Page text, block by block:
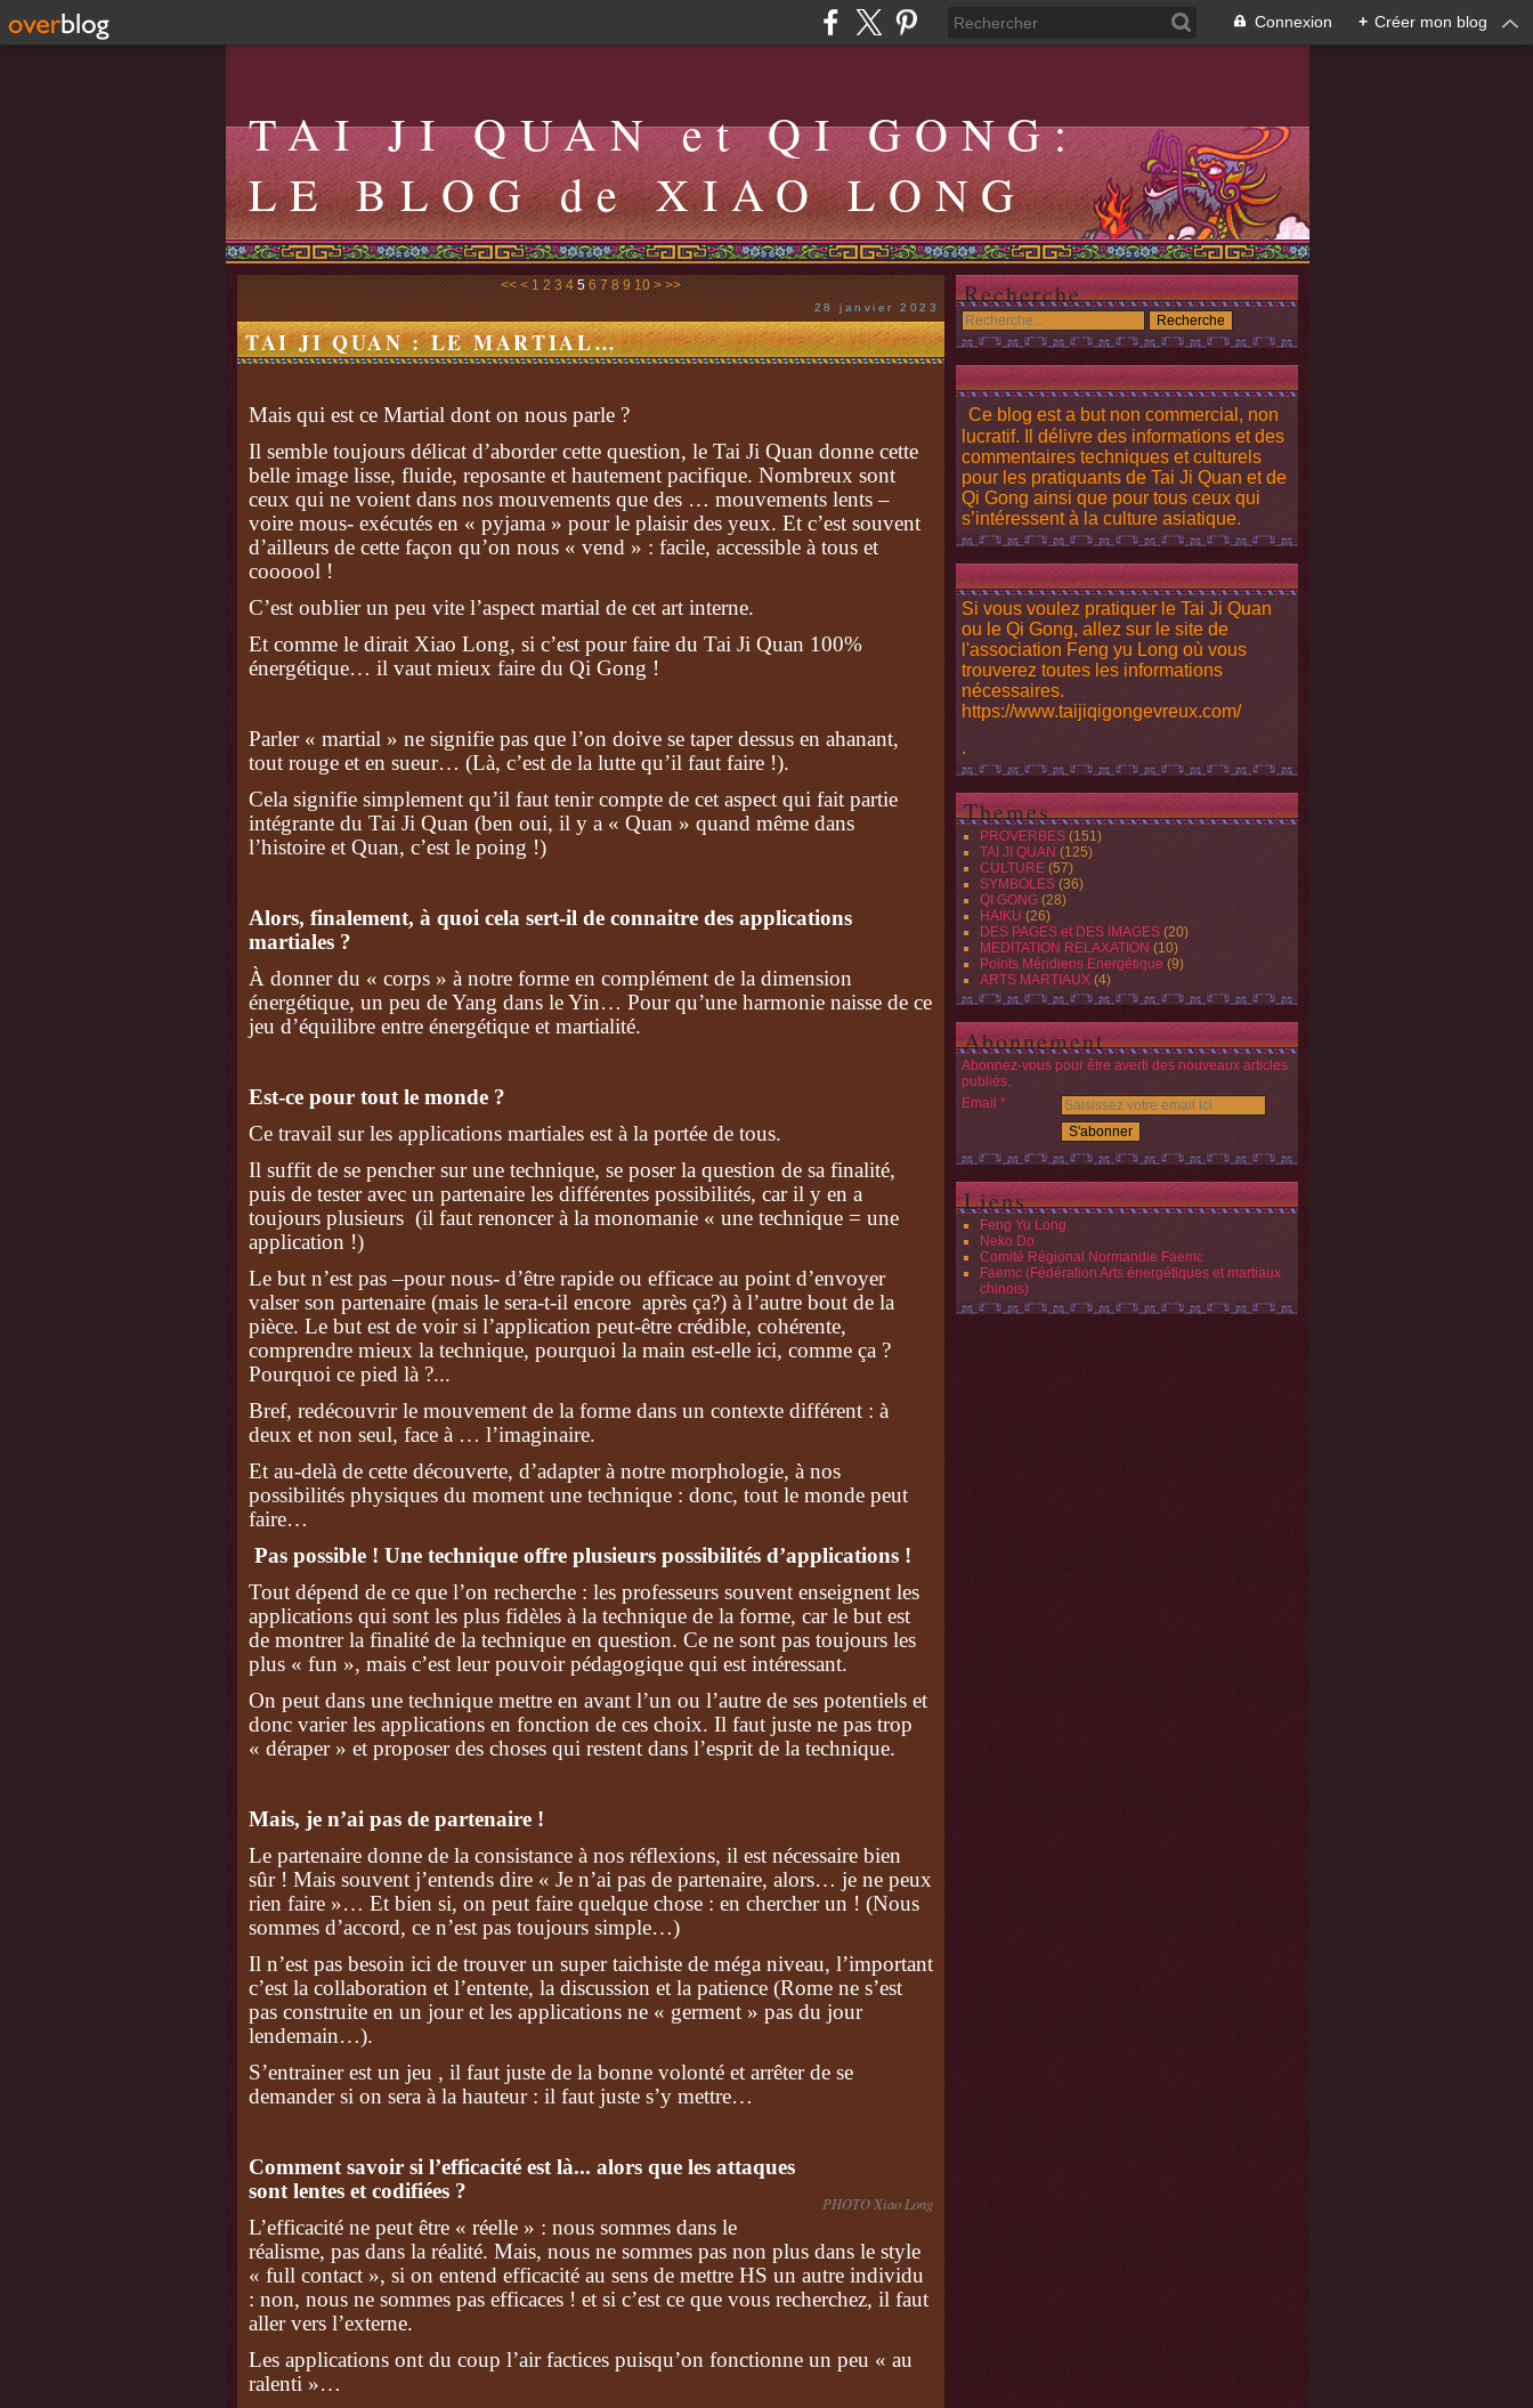
Connexion + Créer mon blog
TAI JI QUAN et QI GONG:
LE BLOG de XIAO LONG
<< < 1 2 3 4 5 6 7 8 9 10 > >>
28 janvier 2023
TAI JI QUAN : LE MARTIAL…
Mais qui est ce Martial dont on nous parle ?
Il semble toujours délicat d’aborder cette question, le Tai Ji Quan donne cette
belle image lisse, fluide, reposante et hautement pacifique. Nombreux sont
ceux qui ne voient dans nos mouvements que des … mouvements lents –
voire mous- exécutés en « pyjama » pour le plaisir des yeux. Et c’est souvent
d’ailleurs de cette façon qu’on nous « vend » : facile, accessible à tous et
coooool !
C’est oublier un peu vite l’aspect martial de cet art interne.
Et comme le dirait Xiao Long, si c’est pour faire du Tai Ji Quan 100%
énergétique… il vaut mieux faire du Qi Gong !
Parler « martial » ne signifie pas que l’on doive se taper dessus en ahanant,
tout rouge et en sueur… (Là, c’est de la lutte qu’il faut faire !).
Cela signifie simplement qu’il faut tenir compte de cet aspect qui fait partie
intégrante du Tai Ji Quan (ben oui, il y a « Quan » quand même dans
l’histoire et Quan, c’est le poing !)
Alors, finalement, à quoi cela sert-il de connaitre des applications
martiales ?
À donner du « corps » à notre forme en complément de la dimension
énergétique, un peu de Yang dans le Yin… Pour qu’une harmonie naisse de ce
jeu d’équilibre entre énergétique et martialité.
Est-ce pour tout le monde ?
Ce travail sur les applications martiales est à la portée de tous.
Il suffit de se pencher sur une technique, se poser la question de sa finalité,
puis de tester avec un partenaire les différentes possibilités, car il y en a
toujours plusieurs (il faut renoncer à la monomanie « une technique = une
application !)
Le but n’est pas –pour nous- d’être rapide ou efficace au point d’envoyer
valser son partenaire (mais le sera-t-il encore après ça?) à l’autre bout de la
pièce. Le but est de voir si l’application peut-être crédible, cohérente,
comprendre mieux la technique, pourquoi la main est-elle ici, comme ça ?
Pourquoi ce pied là ?...
Bref, redécouvrir le mouvement de la forme dans un contexte différent : à
deux et non seul, face à … l’imaginaire.
Et au-delà de cette découverte, d’adapter à notre morphologie, à nos
possibilités physiques du moment une technique : donc, tout le monde peut
faire…
Pas possible ! Une technique offre plusieurs possibilités d’applications !
Tout dépend de ce que l’on recherche : les professeurs souvent enseignent les
applications qui sont les plus fidèles à la technique de la forme, car le but est
de montrer la finalité de la technique en question. Ce ne sont pas toujours les
plus « fun », mais c’est leur pouvoir pédagogique qui est intéressant.
On peut dans une technique mettre en avant l’un ou l’autre de ses potentiels et
donc varier les applications en fonction de ces choix. Il faut juste ne pas trop
« déraper » et proposer des choses qui restent dans l’esprit de la technique.
Mais, je n’ai pas de partenaire !
Le partenaire donne de la consistance à nos réflexions, il est nécessaire bien
sûr ! Mais souvent j’entends dire « Je n’ai pas de partenaire, alors… je ne peux
rien faire »… Et bien si, on peut faire quelque chose : en chercher un ! (Nous
sommes d’accord, ce n’est pas toujours simple…)
Il n’est pas besoin ici de trouver un super taichiste de méga niveau, l’important
c’est la collaboration et l’entente, la discussion et la patience (Rome ne s’est
pas construite en un jour et les applications ne « germent » pas du jour
lendemain…).
S’entrainer est un jeu , il faut juste de la bonne volonté et arrêter de se
demander si on sera à la hauteur : il faut juste s’y mettre…
PHOTO Xiao Long
Comment savoir si l’efficacité est là... alors que les attaques
sont lentes et codifiées ?
L’efficacité ne peut être « réelle » : nous sommes dans le
réalisme, pas dans la réalité. Mais, nous ne sommes pas non plus dans le style
« full contact », si on entend efficacité au sens de mettre HS un autre individu
: non, nous ne sommes pas efficaces ! et si c’est ce que vous recherchez, il faut
aller vers l’externe.
Les applications ont du coup l’air factices puisqu’on fonctionne un peu « au
ralenti »…
Recherche
Ce blog est a but non commercial, non
lucratif. Il délivre des informations et des
commentaires techniques et culturels
pour les pratiquants de Tai Ji Quan et de
Qi Gong ainsi que pour tous ceux qui
s’intéressent à la culture asiatique.
Si vous voulez pratiquer le Tai Ji Quan
ou le Qi Gong, allez sur le site de
l'association Feng yu Long où vous
trouverez toutes les informations
nécessaires.
https://www.taijiqigongevreux.com/
.
Themes
PROVERBES (151)
TAI JI QUAN (125)
CULTURE (57)
SYMBOLES (36)
QI GONG (28)
HAIKU (26)
DES PAGES et DES IMAGES (20)
MEDITATION RELAXATION (10)
Points Méridiens Energétique (9)
ARTS MARTIAUX (4)
Abonnement
Abonnez-vous pour être averti des nouveaux articles
publiés.
Email
Liens
Feng Yu Long
Neko Do
Comité Régional Normandie Faemc
Faemc (Fédération Arts énergétiques et martiaux
chinois)